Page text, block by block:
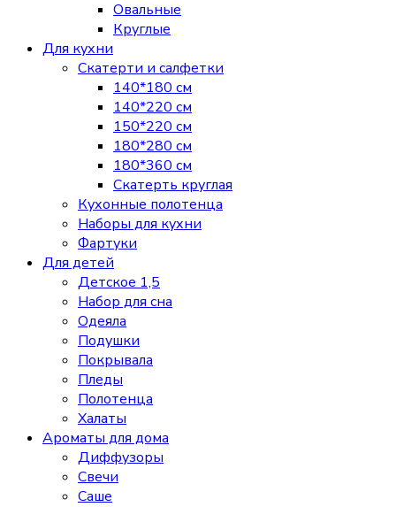
Овальные
Круглые
Для кухни
Скатерти и салфетки
140*180 см
140*220 см
150*220 см
180*280 см
180*360 см
Скатерть круглая
Кухонные полотенца
Наборы для кухни
Фартуки
Для детей
Детское 1,5
Набор для сна
Одеяла
Подушки
Покрывала
Пледы
Полотенца
Халаты
Ароматы для дома
Диффузоры
Свечи
Cаше